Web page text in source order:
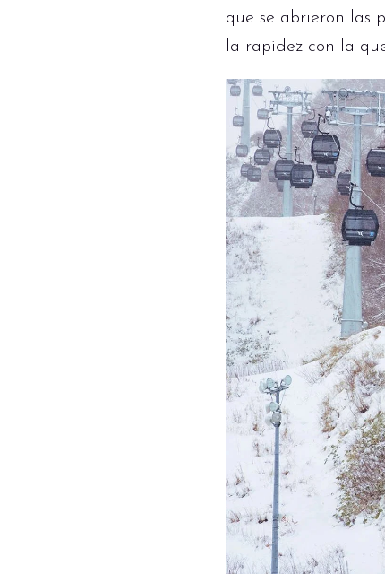
que se abrieron las
la rapidez con la